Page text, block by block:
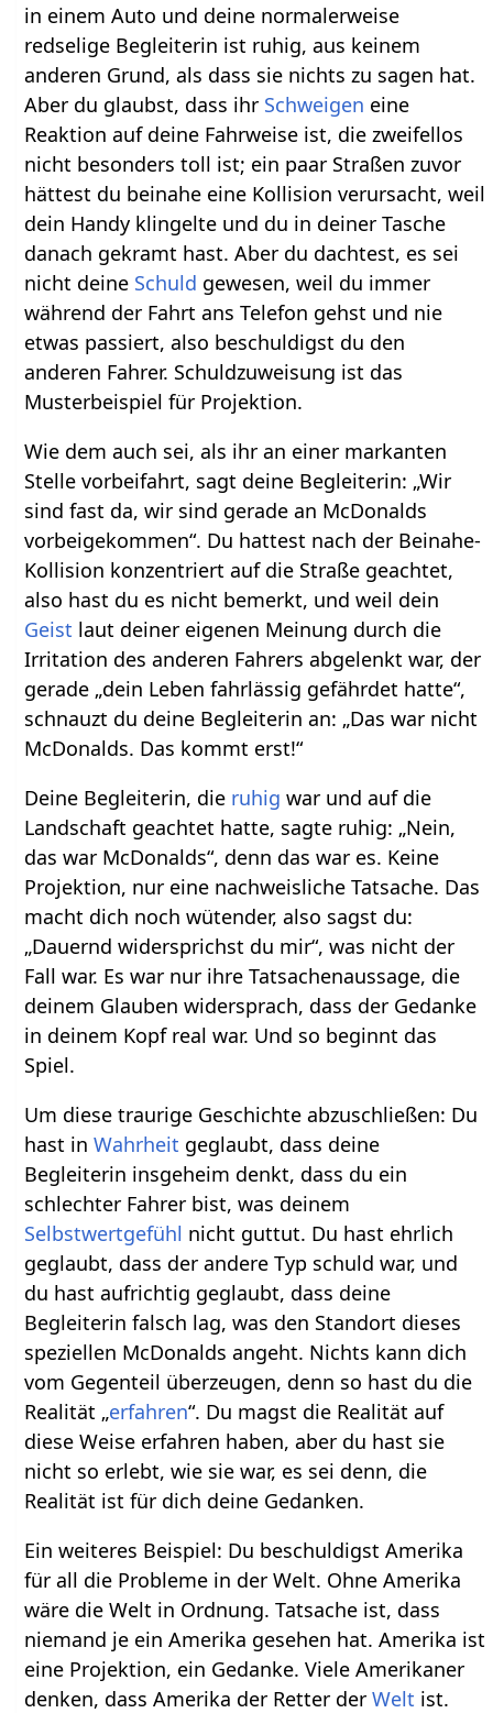
in einem Auto und deine normalerweise
redselige Begleiterin ist ruhig, aus keinem
anderen Grund, als dass sie nichts zu sagen hat.
Aber du glaubst, dass ihr Schweigen eine
Reaktion auf deine Fahrweise ist, die zweifellos
nicht besonders toll ist; ein paar Straßen zuvor
hättest du beinahe eine Kollision verursacht, weil
dein Handy klingelte und du in deiner Tasche
danach gekramt hast. Aber du dachtest, es sei
nicht deine Schuld gewesen, weil du immer
während der Fahrt ans Telefon gehst und nie
etwas passiert, also beschuldigst du den
anderen Fahrer. Schuldzuweisung ist das
Musterbeispiel für Projektion.
Wie dem auch sei, als ihr an einer markanten
Stelle vorbeifahrt, sagt deine Begleiterin: „Wir
sind fast da, wir sind gerade an McDonalds
vorbeigekommen“. Du hattest nach der Beinahe-
Kollision konzentriert auf die Straße geachtet,
also hast du es nicht bemerkt, und weil dein
Geist laut deiner eigenen Meinung durch die
Irritation des anderen Fahrers abgelenkt war, der
gerade „dein Leben fahrlässig gefährdet hatte“,
schnauzt du deine Begleiterin an: „Das war nicht
McDonalds. Das kommt erst!“
Deine Begleiterin, die ruhig war und auf die
Landschaft geachtet hatte, sagte ruhig: „Nein,
das war McDonalds“, denn das war es. Keine
Projektion, nur eine nachweisliche Tatsache. Das
macht dich noch wütender, also sagst du:
„Dauernd widersprichst du mir“, was nicht der
Fall war. Es war nur ihre Tatsachenaussage, die
deinem Glauben widersprach, dass der Gedanke
in deinem Kopf real war. Und so beginnt das
Spiel.
Um diese traurige Geschichte abzuschließen: Du
hast inWahrheit geglaubt, dass deine
Begleiterin insgeheim denkt, dass du ein
schlechter Fahrer bist, was deinem
Selbstwertgefühl nicht guttut. Du hast ehrlich
geglaubt, dass der andere Typ schuld war, und
du hast aufrichtig geglaubt, dass deine
Begleiterin falsch lag, was den Standort dieses
speziellen McDonalds angeht. Nichts kann dich
vom Gegenteil überzeugen, denn so hast du die
Realität „erfahren“. Du magst die Realität auf
diese Weise erfahren haben, aber du hast sie
nicht so erlebt, wie sie war, es sei denn, die
Realität ist für dich deine Gedanken.
Ein weiteres Beispiel: Du beschuldigst Amerika
für all die Probleme in der Welt. Ohne Amerika
wäre die Welt in Ordnung. Tatsache ist, dass
niemand je ein Amerika gesehen hat. Amerika ist
eine Projektion, ein Gedanke. Viele Amerikaner
denken, dass Amerika der Retter derWelt ist.